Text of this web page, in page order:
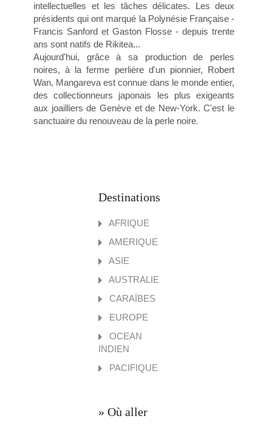
intellectuelles et les tâches délicates. Les deux
présidents qui ont marqué la Polynésie Française -
Francis Sanford et Gaston Flosse - depuis trente
ans sont natifs de Rikitea...
Aujourd'hui, grâce à sa production de perles
noires, à la ferme perlière d'un pionnier, Robert
Wan, Mangareva est connue dans le monde entier,
des collectionneurs japonais les plus exigeants
aux joailliers de Genève et de New-York. C'est le
sanctuaire du renouveau de la perle noire.
Destinations
AFRIQUE
AMERIQUE
ASIE
AUSTRALIE
CARAÏBES
EUROPE
OCEAN
INDIEN
PACIFIQUE
» Où aller